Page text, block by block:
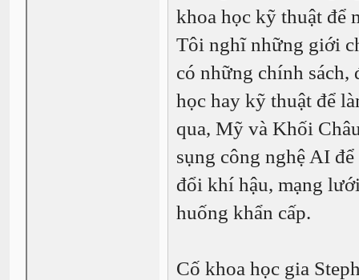
khoa học kỹ thuật để
Tôi nghĩ những giới
có những chính sách,
học hay kỹ thuật để
qua, Mỹ và Khối
sụng công nghệ AI
đổi khí hậu, mạng
huống khẩn cấp.
Cố khoa học gia